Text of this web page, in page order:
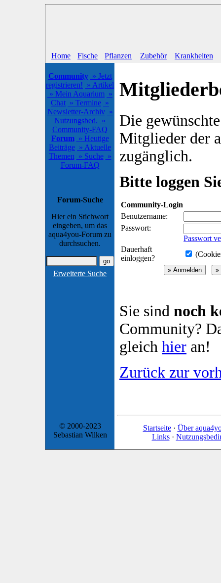
Home Fische Pflanzen Zubehör Krankheiten
Community » Jetzt
registrieren! » Artikel
» Mein Aquarium »
Chat » Termine »
Newsletter-Archiv »
Nutzungsbed. »
Community-FAQ
Forum » Heutige
Beiträge » Aktuelle
Themen » Suche »
Forum-FAQ
Forum-Suche
Hier ein Stichwort
eingeben, um das
aqua4you-Forum zu
durchsuchen.
Erweiterte Suche
Die
Mitglieder der
zugänglich.
Bitte loggen
Community-Login
Benutzername:
Passwort:
Passwort
Dauerhaft
einloggen?
Sie sind noch
Community?
gleich hier an!
Zurück zur
© 2000-2023
Sebastian Wilken
Startseite· Über
Links·